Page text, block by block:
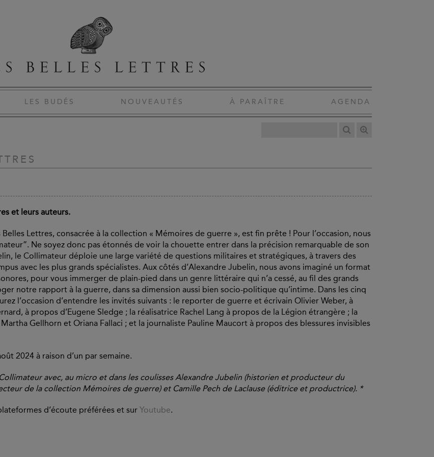
LES BUDÉS NOUVEAUTÉS À PARAÎTRE AGENDA
et leurs auteurs.
Lettres, consacrée à la collection « Mémoires de guerre », est fin prête ! Pour l’occasion, nous
Ne soyez donc pas étonnés de voir la chouette entrer dans la précision remarquable de son
le Collimateur déploie une large variété de questions militaires et stratégiques, à travers des
avec les plus grands spécialistes. Aux côtés d’Alexandre Jubelin, nous avons imaginé un format
pour vous immerger de plain-pied dans un genre littéraire qui n’a cessé, au fil des grands
notre rapport à la guerre, dans sa dimension aussi bien socio-politique qu’intime. Dans les cinq
l’occasion d’entendre les invités suivants : le reporter de guerre et écrivain Olivier Weber, à
à propos d’Eugene Sledge ; la réalisatrice Rachel Lang à propos de la Légion étrangère ; la
Gellhorn et Oriana Fallaci ; et la journaliste Pauline Maucort à propos des blessures invisibles
2024 à raison d’un par semaine.
avec, au micro et dans les coulisses Alexandre Jubelin (historien et producteur du
de la collection Mémoires de guerre) et Camille Pech de Laclause (éditrice et productrice). *
d’écoute préférées et sur Youtube.